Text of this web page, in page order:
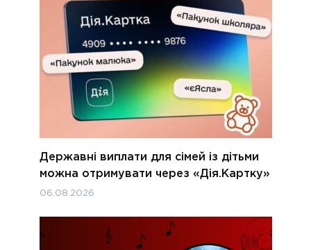
Державні виплати для сімей із дітьми
можна отримувати через «Дія.Картку»
06.08.2026